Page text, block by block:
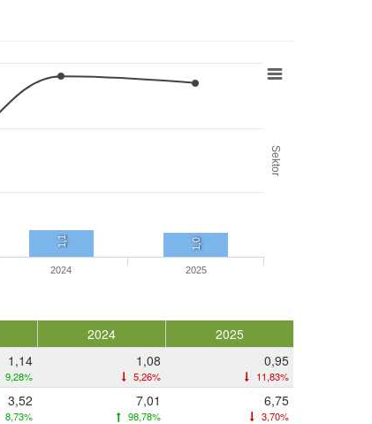
Sektor
1,1 1,0
2024 2025
2024
2025
1,14
9,28%
1,08
5,26%
0,95
11,83%
3,52
8,73%
7,01
98,78%
6,75
3,70%